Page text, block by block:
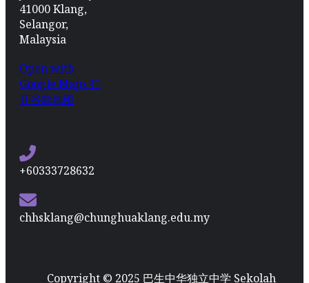
41000 Klang,
Selangor,
Malaysia
Open with
Google Maps 打
开谷歌地图
+60333728632
chhsklang@chunghuaklang.edu.my
Copyright © 2025 巴生中华独立中学 Sekolah